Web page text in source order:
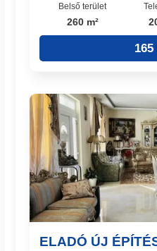
Belső terület
260 m²
ELADÓ ÚJ